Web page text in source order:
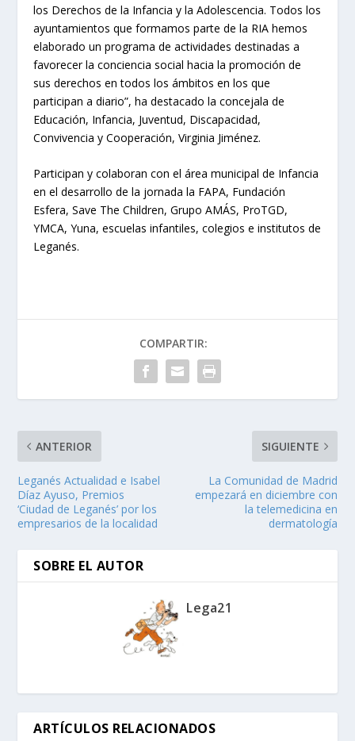
los Derechos de la Infancia y la Adolescencia. Todos los
ayuntamientos que formamos parte de la RIA hemos
elaborado un programa de actividades destinadas a
favorecer la conciencia social hacia la promoción de
sus derechos en todos los ámbitos en los que
participan a diario”, ha destacado la concejala de
Educación, Infancia, Juventud, Discapacidad,
Convivencia y Cooperación, Virginia Jiménez.
Participan y colaboran con el área municipal de Infancia
en el desarrollo de la jornada la FAPA, Fundación
Esfera, Save The Children, Grupo AMÁS, ProTGD,
YMCA, Yuna, escuelas infantiles, colegios e institutos de
Leganés.
COMPARTIR:
ANTERIOR
Leganés Actualidad e Isabel
Díaz Ayuso, Premios
‘Ciudad de Leganés’ por los
empresarios de la localidad
SIGUIENTE
La Comunidad de Madrid
empezará en diciembre con
la telemedicina en
dermatología
SOBRE EL AUTOR
Lega21
ARTÍCULOS RELACIONADOS